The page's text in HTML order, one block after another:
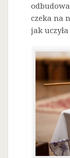
czeka na
jak